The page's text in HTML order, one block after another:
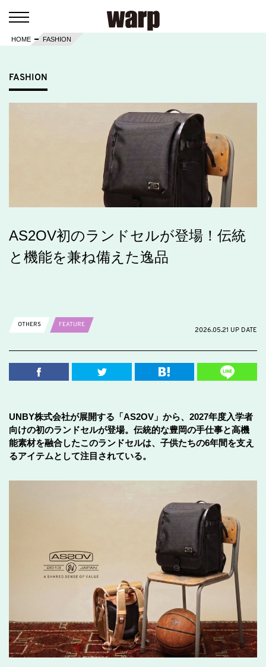
HOME FASHION
FASHION
AS2OV初のランドセルが登場！伝統
と機能を兼ね備えた逸品
OTHERS
FEATURE
2026.05.21 UP DATE
UNBY株式会社が展開する「AS2OV」から、2027年度入学者
向けの初のランドセルが登場。伝統的な豊岡の手仕事と高機
能素材を融合したこのランドセルは、子供たちの6年間を支え
るアイテムとして注目されている。